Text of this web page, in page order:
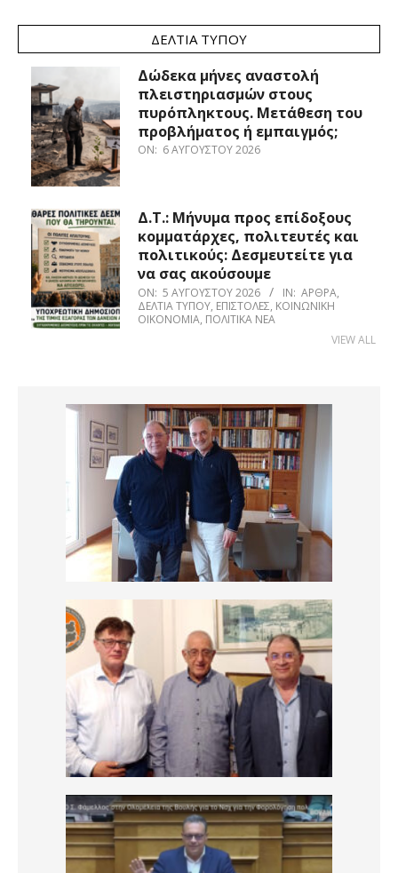
ΔΕΛΤΊΑ ΤΎΠΟΥ
Δώδεκα μήνες αναστολή
πλειστηριασμών στους
πυρόπληκτους. Μετάθεση του
προβλήματος ή εμπαιγμός;
ON: 6 ΑΥΓΟΎΣΤΟΥ 2026
Δ.Τ.: Μήνυμα προς επίδοξους
κομματάρχες, πολιτευτές και
πολιτικούς: Δεσμευτείτε για
να σας ακούσουμε
ON: 5 ΑΥΓΟΎΣΤΟΥ 2026 IN: ΆΡΘΡΑ,
ΔΕΛΤΊΑ ΤΎΠΟΥ, ΕΠΙΣΤΟΛΈΣ, ΚΟΙΝΩΝΙΚΉ
ΟΙΚΟΝΟΜΊΑ, ΠΟΛΙΤΙΚΆ ΝΈΑ
VIEW ALL